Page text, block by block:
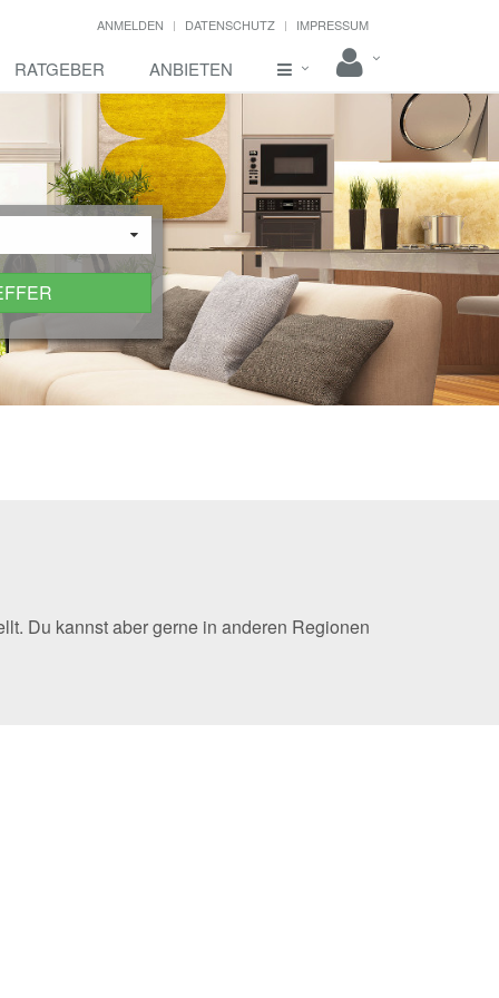
ANMELDEN DATENSCHUTZ IMPRESSUM
RATGEBER ANBIETEN
Du kannst aber gerne in anderen Regionen